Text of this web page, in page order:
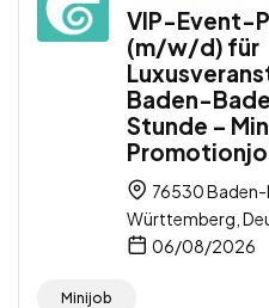
VIP-Event-
(m/w/d) für
Baden-
Stunde –
76530
Württemberg,
06/08/2026
Minijob